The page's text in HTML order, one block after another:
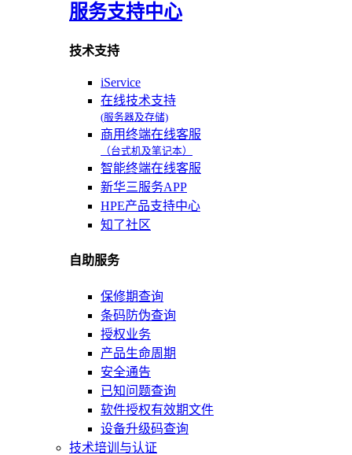
服务支持中心
技术支持
iService
在线技术支持
(服务器及存储)
商用终端在线客服
（台式机及笔记本）
智能终端在线客服
新华三服务APP
HPE产品支持中心
知了社区
自助服务
保修期查询
条码防伪查询
授权业务
产品生命周期
安全通告
已知问题查询
软件授权有效期文件
设备升级码查询
技术培训与认证